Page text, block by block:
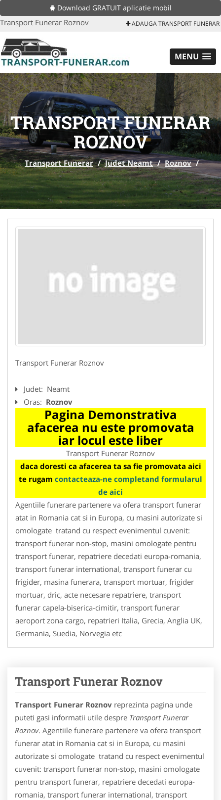
Download GRATUIT aplicatie mobil
Transport Funerar Roznov ADAUGA TRANSPORT FUNERAR
MENU
TRANSPORT FUNERAR
ROZNOV
Transport Funerar / Judet Neamt / Roznov /
Transport Funerar Roznov
Judet: Neamt
Oras: Roznov
Pagina Demonstrativa
afacerea nu este promovata
iar locul este liber
Transport Funerar Roznov
daca doresti ca afacerea ta sa fie promovata aici
te rugam contacteaza-ne completand formularul
de aici
Agentiile funerare partenere va ofera transport funerar
atat in Romania cat si in Europa, cu masini autorizate si
omologate tratand cu respect evenimentul cuvenit:
transport funerar non-stop, masini omologate pentru
transport funerar, repatriere decedati europa-romania,
transport funerar international, transport funerar cu
frigider, masina funerara, transport mortuar, frigider
mortuar, dric, acte necesare repatriere, transport
funerar capela-biserica-cimitir, transport funerar
aeroport zona cargo, repatrieri Italia, Grecia, Anglia UK,
Germania, Suedia, Norvegia etc
Transport Funerar Roznov
Transport Funerar Roznov reprezinta pagina unde
puteti gasi informatii utile despre Transport Funerar
Roznov. Agentiile funerare partenere va ofera transport
funerar atat in Romania cat si in Europa, cu masini
autorizate si omologate tratand cu respect evenimentul
cuvenit: transport funerar non-stop, masini omologate
pentru transport funerar, repatriere decedati europa-
romania, transport funerar international, transport